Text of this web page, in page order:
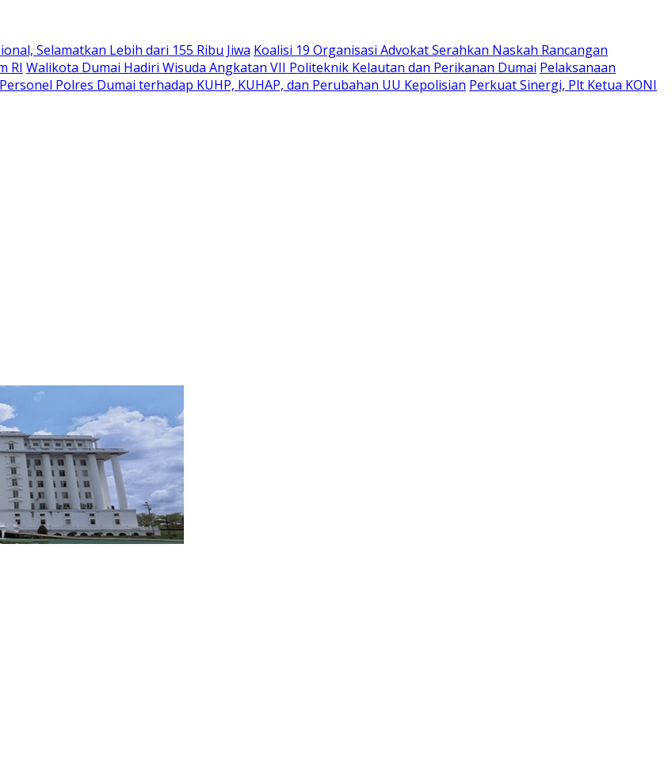
Selamatkan Lebih dari 155 Ribu Jiwa Koalisi 19 Organisasi Advokat Serahkan Naskah Rancangan
RI Walikota Dumai Hadiri Wisuda Angkatan VII Politeknik Kelautan dan Perikanan Dumai Pelaksanaan
Polres Dumai terhadap KUHP, KUHAP, dan Perubahan UU Kepolisian Perkuat Sinergi, Plt Ketua KONI